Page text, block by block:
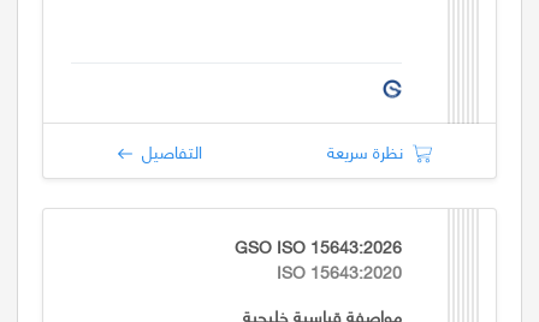
نظرة سريعة التفاصيل
GSO ISO 15643:2026
ISO 15643:2020
مواصفة قياسية خليجية